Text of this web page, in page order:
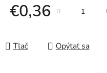
€0,36
Tlač Opýtať sa